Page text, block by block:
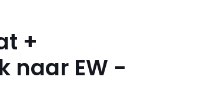
+
naar EW -